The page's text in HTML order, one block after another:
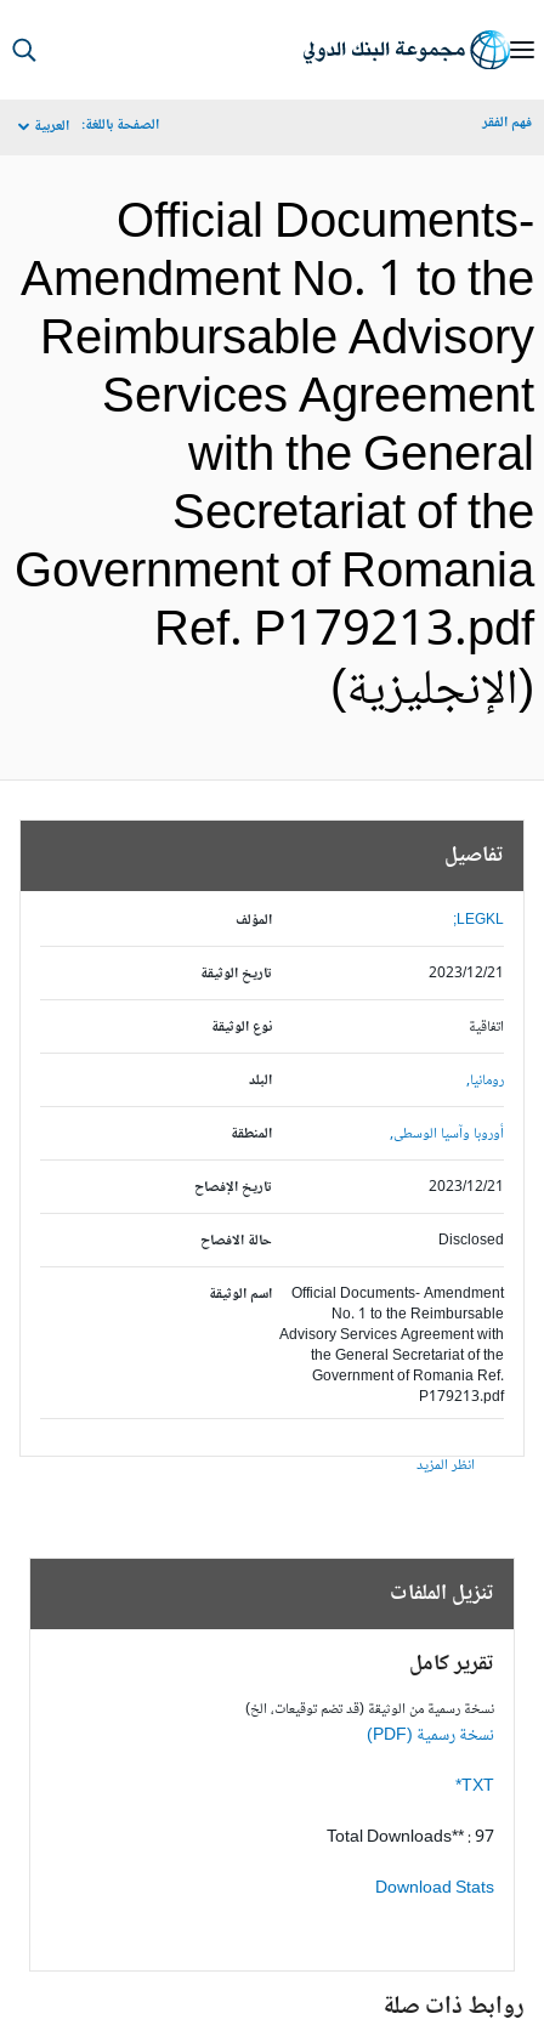
الفقر الصفحة باللغة: العربية
Official
Amendment No. 1 to
Reimbursable
Services
with the
Secretariat of
Government of
Ref.
تفاصيل
المؤلف LEGKL;
تاريخ الوثيقة 2023/12/21
نوع الوثيقة اتفاقية
البلد رومانيا,
المنطقة أوروبا وآسيا الوسطى,
تاريخ الإفصاح 2023/12/21
حالة الافصاح Disclosed
اسم الوثيقة
Official Documents- Amendment
No. 1 to the Reimbursable
Advisory Services Agreement with
the General Secretariat of the
Government of Romania Ref.
P179213.pdf
انظر المزيد
تنزيل الملفات
تقرير كامل
نسخة رسمية من الوثيقة (قد تضم توقيعات، الخ)
نسخة رسمية (PDF)
TXT*
Total Downloads** : 97
Download Stats
روابط ذات صلة